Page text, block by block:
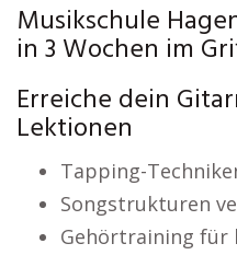
Musikschule
in 3 Wochen im
Erreiche dein
Lektionen
Tapping-
Songstrukturen
Gehörtraining für